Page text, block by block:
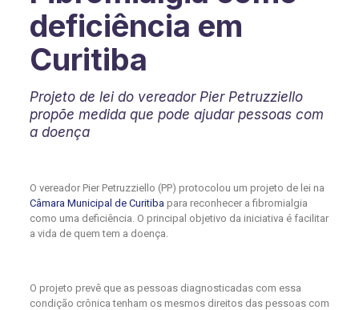
deficiência em
Curitiba
Projeto de lei do vereador Pier Petruzziello
propõe medida que pode ajudar pessoas com
a doença
O vereador Pier Petruzziello (PP) protocolou um projeto de lei na
Câmara Municipal de Curitibapara reconhecer a fibromialgia
como uma deficiência. O principal objetivo da iniciativa é facilitar
a vida de quem tem a doença.
O projeto prevê que as pessoas diagnosticadas com essa
condição crônica tenham os mesmos direitos das pessoas com